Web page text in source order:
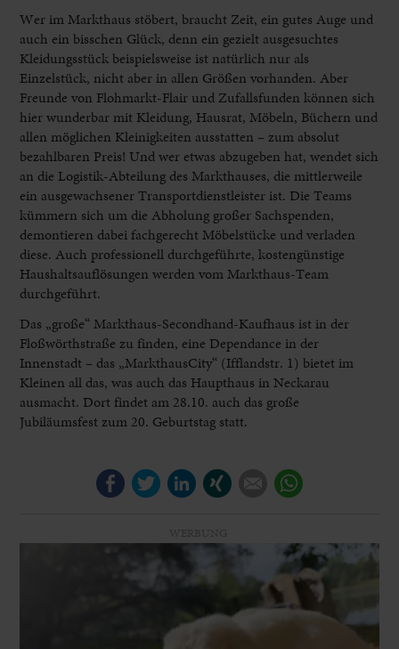
Wer im Markthaus stöbert, braucht Zeit, ein gutes Auge und
auch ein bisschen Glück, denn ein gezielt ausgesuchtes
Kleidungsstück beispielsweise ist natürlich nur als
Einzelstück, nicht aber in allen Größen vorhanden. Aber
Freunde von Flohmarkt-Flair und Zufallsfunden können sich
hier wunderbar mit Kleidung, Hausrat, Möbeln, Büchern und
allen möglichen Kleinigkeiten ausstatten – zum absolut
bezahlbaren Preis! Und wer etwas abzugeben hat, wendet sich
an die Logistik-Abteilung des Markthauses, die mittlerweile
ein ausgewachsener Transportdienstleister ist. Die Teams
kümmern sich um die Abholung großer Sachspenden,
demontieren dabei fachgerecht Möbelstücke und verladen
diese. Auch professionell durchgeführte, kostengünstige
Haushaltsauflösungen werden vom Markthaus-Team
durchgeführt.
Das „große“ Markthaus-Secondhand-Kaufhaus ist in der
Floßwörthstraße zu finden, eine Dependance in der
Innenstadt ­– das „MarkthausCity“ (Ifflandstr. 1) bietet im
Kleinen all das, was auch das Haupthaus in Neckarau
ausmacht. Dort findet am 28.10. auch das große
Jubiläumsfest zum 20. Geburtstag statt.
FacebookTwitterLinkedIn E-mail